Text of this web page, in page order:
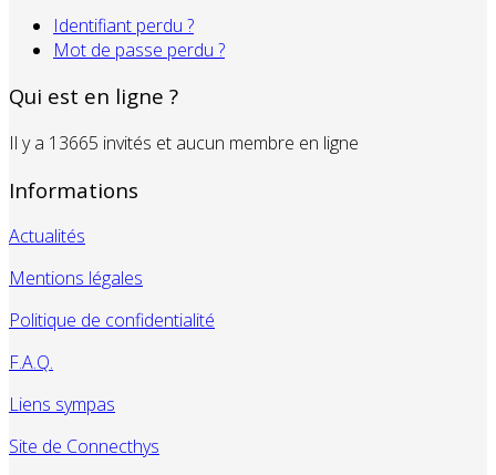
Identifiant perdu ?
Mot de passe perdu ?
Qui est en ligne ?
Il y a 13665 invités et aucun membre en ligne
Informations
Actualités
Mentions légales
Politique de confidentialité
F.A.Q.
Liens sympas
Site de Connecthys